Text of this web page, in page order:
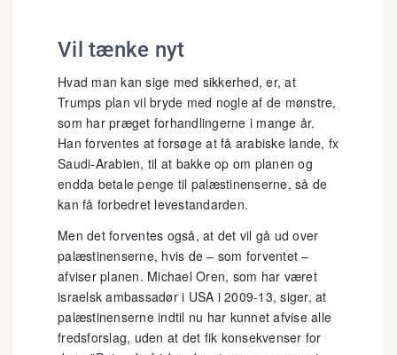
Vil tænke nyt
Hvad man kan sige med sikkerhed, er, at
Trumps plan vil bryde med nogle af de mønstre,
som har præget forhandlingerne i mange år.
Han forventes at forsøge at få arabiske lande, fx
Saudi-Arabien, til at bakke op om planen og
endda betale penge til palæstinenserne, så de
kan få forbedret levestandarden.
Men det forventes også, at det vil gå ud over
palæstinenserne, hvis de – som forventet –
afviser planen. Michael Oren, som har været
israelsk ambassadør i USA i 2009-13, siger, at
palæstinenserne indtil nu har kunnet afvise alle
fredsforslag, uden at det fik konsekvenser for